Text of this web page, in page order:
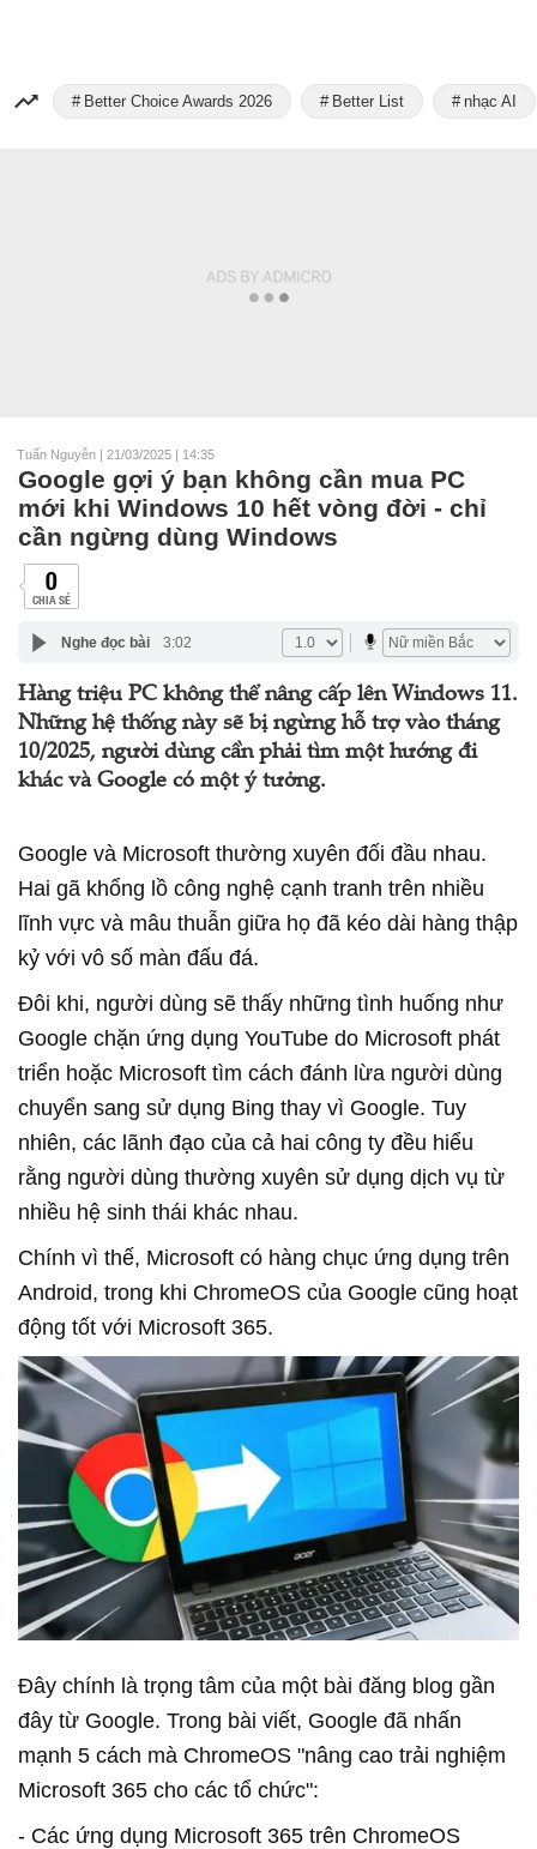
Better Choice Awards 2026 Better List nhạc AI
Tuấn Nguyễn | 21/03/2025 | 14:35
Google gợi ý bạn không cần mua PC
mới khi Windows 10 hết vòng đời - chỉ
cần ngừng dùng Windows
0
CHIA SẺ
Nghe đọc bài 3:02
Hàng triệu PC không thể nâng cấp lên Windows 11.
Những hệ thống này sẽ bị ngừng hỗ trợ vào tháng
10/2025, người dùng cần phải tìm một hướng đi
khác và Google có một ý tưởng.
Google và Microsoft thường xuyên đối đầu nhau.
Hai gã khổng lồ công nghệ cạnh tranh trên nhiều
lĩnh vực và mâu thuẫn giữa họ đã kéo dài hàng thập
kỷ với vô số màn đấu đá.
Đôi khi, người dùng sẽ thấy những tình huống như
Google chặn ứng dụng YouTube do Microsoft phát
triển hoặc Microsoft tìm cách đánh lừa người dùng
chuyển sang sử dụng Bing thay vì Google. Tuy
nhiên, các lãnh đạo của cả hai công ty đều hiểu
rằng người dùng thường xuyên sử dụng dịch vụ từ
nhiều hệ sinh thái khác nhau.
Chính vì thế, Microsoft có hàng chục ứng dụng trên
Android, trong khi ChromeOS của Google cũng hoạt
động tốt với Microsoft 365.
Đây chính là trọng tâm của một bài đăng blog gần
đây từ Google. Trong bài viết, Google đã nhấn
mạnh 5 cách mà ChromeOS "nâng cao trải nghiệm
Microsoft 365 cho các tổ chức":
- Các ứng dụng Microsoft 365 trên ChromeOS